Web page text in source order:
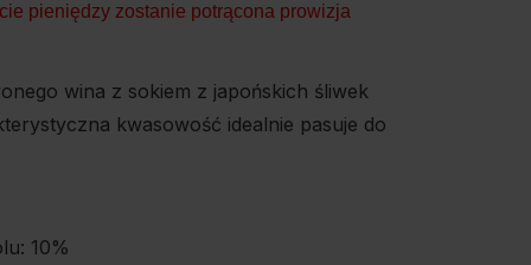
pieniędzy zostanie potrącona prowizja
wina z sokiem z japońskich śliwek
kwasowość idealnie pasuje do
10%